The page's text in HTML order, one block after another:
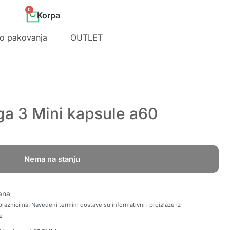
0
pakovanja OUTLET
3 Mini kapsule a60
Nema na stanju
Navedeni termini dostave su informativni i proizlaze iz